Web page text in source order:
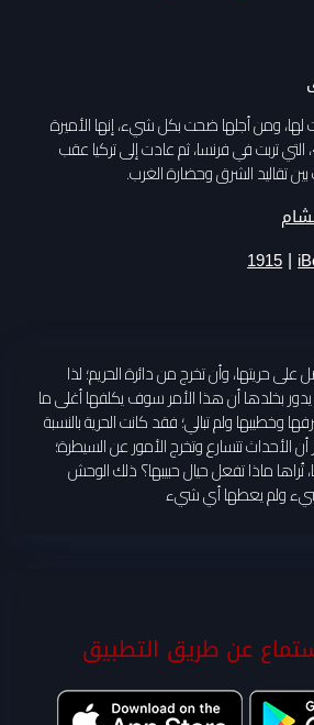
ومن أجلها ضحت بكل شيء، إنها الأميرة
التي تربت في فرنسا، ثم عادت إلى تركيا عقب
تقاليد الشرق وحضارة الغرب.
|
1915
حريتها، وأن تخرج من دائرة الحريم؛ لذا
بخلدها أن هذا الأمر سوف يكلفها أغلى ما
وخطيبها ولم تبالي؛ فقد كانت الحرية بالنسبة
الأحداث تتسارع وتخرج الأمور عن السيطرة؛
تُراها ماذا تفعل حيال حبيبها؟ ذلك الوحش
ولم يعطها أي شيء
عن طريق التطبيق